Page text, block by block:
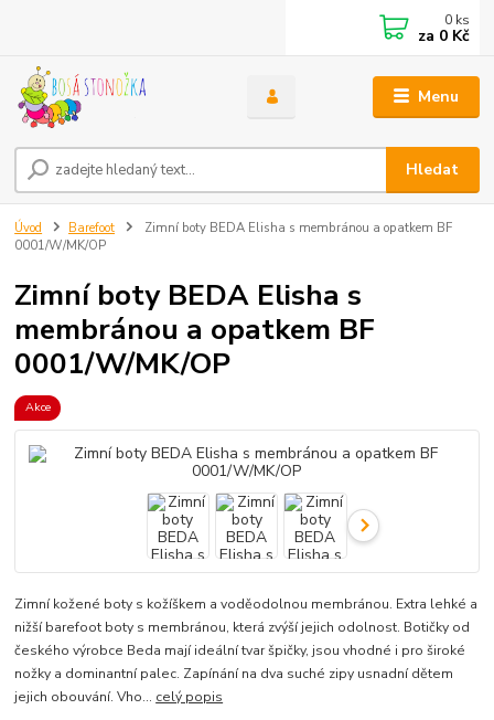
Menu
Hledat
0 ks
za 0 Kč
Úvod Barefoot
Zimní boty BEDA Elisha s membránou a opatkem BF
0001/W/MK/OP
Zimní boty BEDA Elisha s
membránou a opatkem BF
0001/W/MK/OP
Akce
Zimní kožené boty s kožíškem a voděodolnou membránou. Extra lehké a
nižší barefoot boty s membránou, která zvýší jejich odolnost. Botičky od
českého výrobce Beda mají ideální tvar špičky, jsou vhodné i pro široké
nožky a dominantní palec. Zapínání na dva suché zipy usnadní dětem
jejich obouvání. Vho... celý popis